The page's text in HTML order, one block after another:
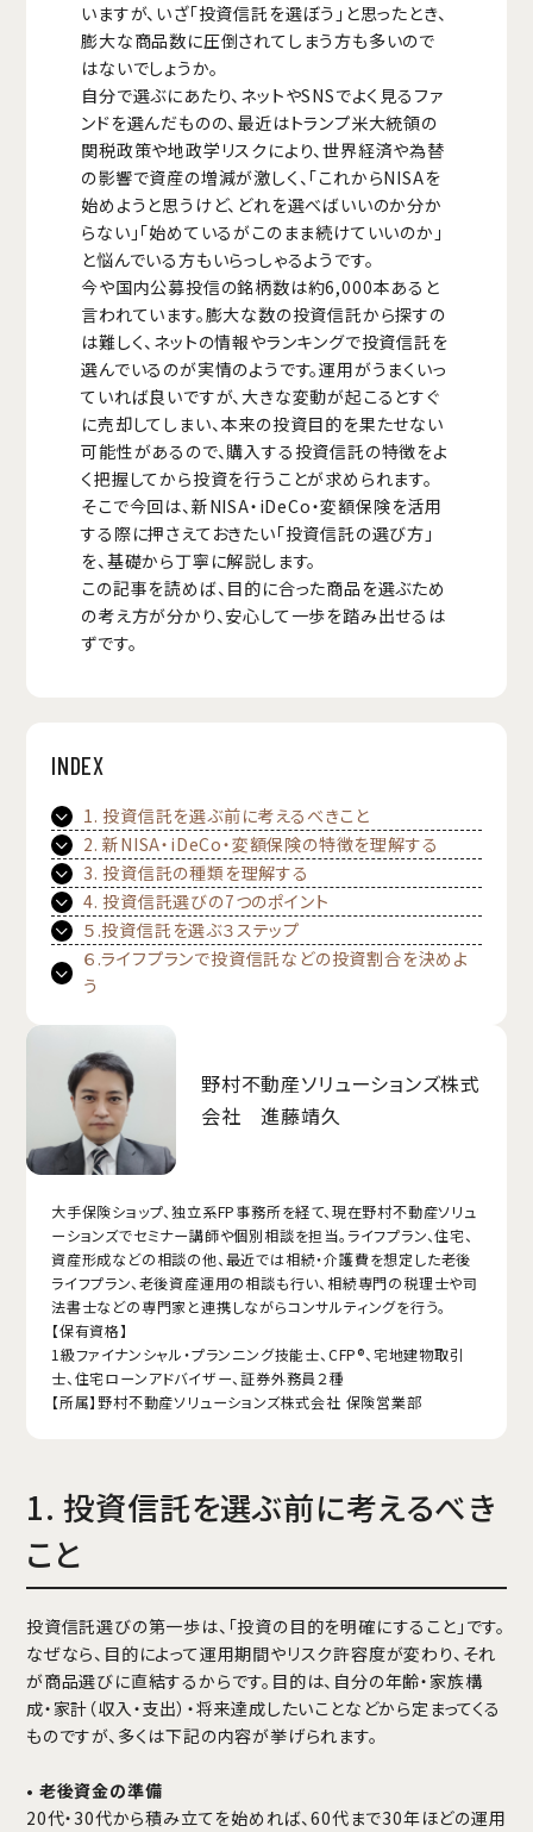
いますが、いざ「投資信託を選ぼう」と思ったとき、
膨大な商品数に圧倒されてしまう方も多いので
はないでしょうか。
自分で選ぶにあたり、ネットやSNSでよく見るファ
ンドを選んだものの、最近はトランプ米大統領の
関税政策や地政学リスクにより、世界経済や為替
の影響で資産の増減が激しく、「これからNISAを
始めようと思うけど、どれを選べばいいのか分か
らない」「始めているがこのまま続けていいのか」
と悩んでいる方もいらっしゃるようです。
今や国内公募投信の銘柄数は約6,000本あると
言われています。膨大な数の投資信託から探すの
は難しく、ネットの情報やランキングで投資信託を
選んでいるのが実情のようです。運用がうまくいっ
ていれば良いですが、大きな変動が起こるとすぐ
に売却してしまい、本来の投資目的を果たせない
可能性があるので、購入する投資信託の特徴をよ
く把握してから投資を行うことが求められます。
そこで今回は、新NISA・iDeCo・変額保険を活用
する際に押さえておきたい「投資信託の選び方」
を、基礎から丁寧に解説します。
この記事を読めば、目的に合った商品を選ぶため
の考え方が分かり、安心して一歩を踏み出せるは
ずです。
INDEX
1. 投資信託を選ぶ前に考えるべきこと
2. 新NISA・iDeCo・変額保険の特徴を理解する
3. 投資信託の種類を理解する
4. 投資信託選びの7つのポイント
５.投資信託を選ぶ３ステップ
６.ライフプランで投資信託などの投資割合を決めよ
う
野村不動産ソリューションズ株式
会社 進藤靖久
大手保険ショップ、独立系FP事務所を経て、現在野村不動産ソリュ
ーションズでセミナー講師や個別相談を担当。ライフプラン、住宅、
資産形成などの相談の他、最近では相続・介護費を想定した老後
ライフプラン、老後資産運用の相談も行い、相続専門の税理士や司
法書士などの専門家と連携しながらコンサルティングを行う。
【保有資格】
1級ファイナンシャル・プランニング技能士、CFP®、宅地建物取引
士、住宅ローンアドバイザー、証券外務員２種
【所属】野村不動産ソリューションズ株式会社 保険営業部
1. 投資信託を選ぶ前に考えるべき
こと
投資信託選びの第一歩は、「投資の目的を明確にすること」です。
なぜなら、目的によって運用期間やリスク許容度が変わり、それ
が商品選びに直結するからです。目的は、自分の年齢・家族構
成・家計（収入・支出）・将来達成したいことなどから定まってくる
ものですが、多くは下記の内容が挙げられます。
• 老後資金の準備
20代・30代から積み立てを始めれば、60代まで30年ほどの運用